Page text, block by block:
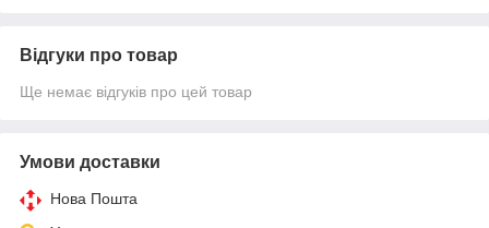
Відгуки про товар
Ще немає відгуків про цей товар
Умови доставки
Нова Пошта